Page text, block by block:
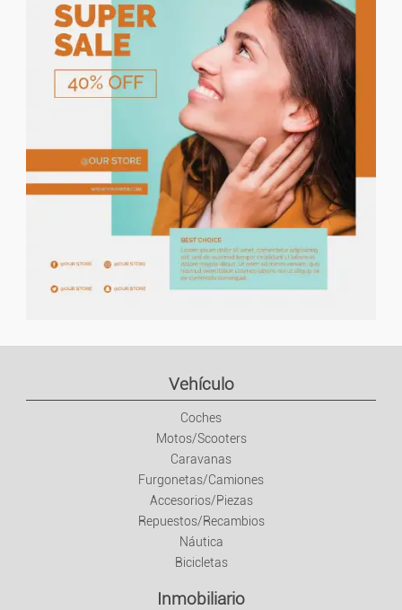
Vehículo
Coches
Motos/Scooters
Caravanas
Furgonetas/Camiones
Accesorios/Piezas
Repuestos/Recambios
Náutica
Bicicletas
Inmobiliario